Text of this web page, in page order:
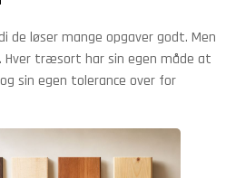
løser mange opgaver godt. Men
træsort har sin egen måde at
sin egen tolerance over for